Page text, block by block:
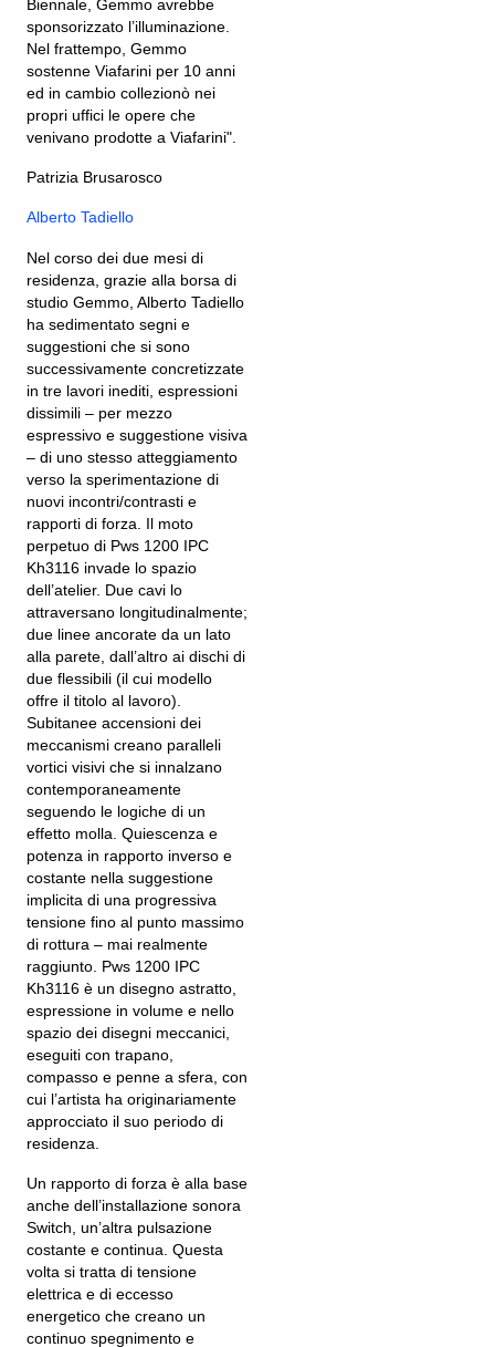
Biennale, Gemmo avrebbe
sponsorizzato l’illuminazione.
Nel frattempo, Gemmo
sostenne Viafarini per 10 anni
ed in cambio collezionò nei
propri uffici le opere che
venivano prodotte a Viafarini".
Patrizia Brusarosco
Alberto Tadiello
Nel corso dei due mesi di
residenza, grazie alla borsa di
studio Gemmo, Alberto Tadiello
ha sedimentato segni e
suggestioni che si sono
successivamente concretizzate
in tre lavori inediti, espressioni
dissimili – per mezzo
espressivo e suggestione visiva
– di uno stesso atteggiamento
verso la sperimentazione di
nuovi incontri/contrasti e
rapporti di forza. Il moto
perpetuo di Pws 1200 IPC
Kh3116 invade lo spazio
dell’atelier. Due cavi lo
attraversano longitudinalmente;
due linee ancorate da un lato
alla parete, dall’altro ai dischi di
due flessibili (il cui modello
offre il titolo al lavoro).
Subitanee accensioni dei
meccanismi creano paralleli
vortici visivi che si innalzano
contemporaneamente
seguendo le logiche di un
effetto molla. Quiescenza e
potenza in rapporto inverso e
costante nella suggestione
implicita di una progressiva
tensione fino al punto massimo
di rottura – mai realmente
raggiunto. Pws 1200 IPC
Kh3116 è un disegno astratto,
espressione in volume e nello
spazio dei disegni meccanici,
eseguiti con trapano,
compasso e penne a sfera, con
cui l’artista ha originariamente
approcciato il suo periodo di
residenza.
Un rapporto di forza è alla base
anche dell’installazione sonora
Switch, un’altra pulsazione
costante e continua. Questa
volta si tratta di tensione
elettrica e di eccesso
energetico che creano un
continuo spegnimento e